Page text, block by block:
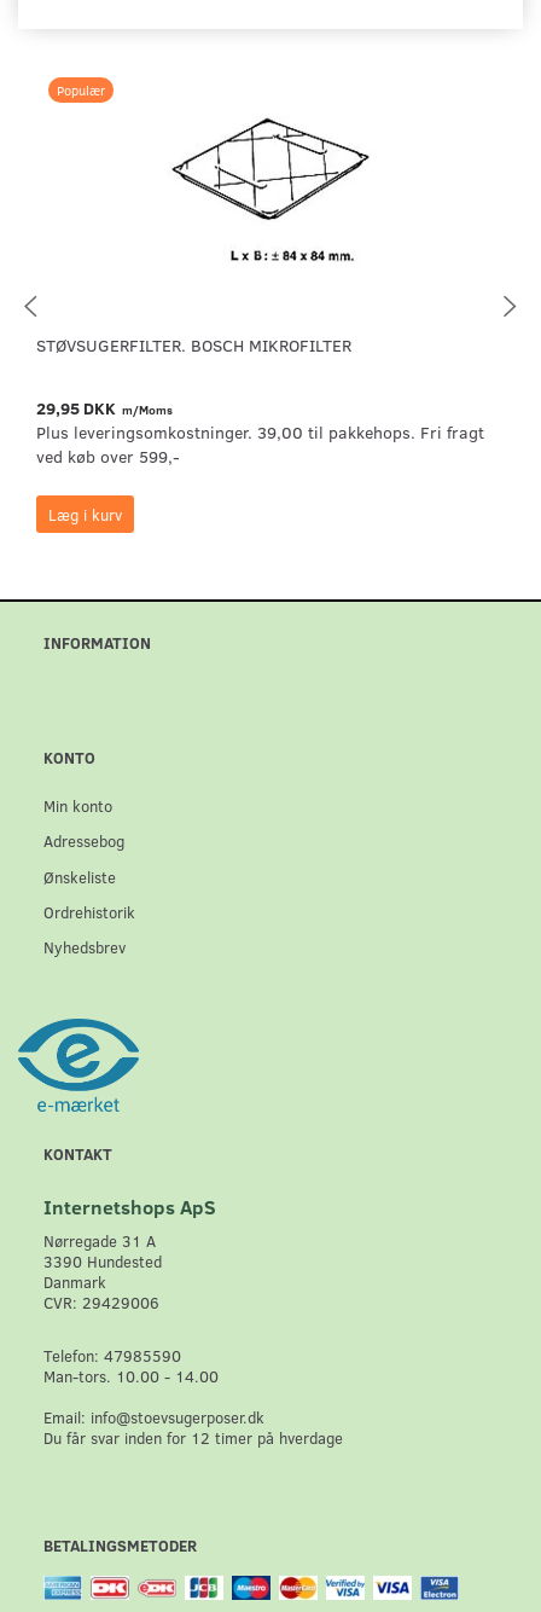
Populær
STØVSUGERFILTER. BOSCH MIKROFILTER
29,95 DKK m/Moms
Plus leveringsomkostninger. 39,00 til pakkehops. Fri fragt
ved køb over 599,-
Læg i kurv
INFORMATION
KONTO
Min konto
Adressebog
Ønskeliste
Ordrehistorik
Nyhedsbrev
KONTAKT
Internetshops ApS
Nørregade 31 A
3390 Hundested
Danmark
CVR: 29429006
Telefon: 47985590
Man-tors. 10.00 - 14.00
Email: info@stoevsugerposer.dk
Du får svar inden for 12 timer på hverdage
BETALINGSMETODER